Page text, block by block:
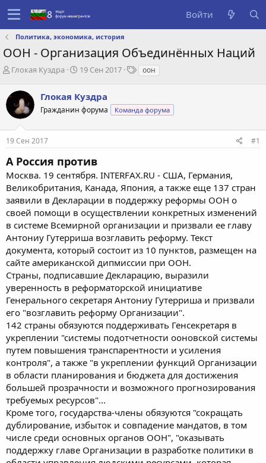
Войти
Политика, экономика, история
ООН - Организация Объединённых Наций
А
т
о
р
е
м
Глокая Куздра
Д
а
с
з
н
и
я
19 Сен 2017
Тоон
Глокая Куздра
Гражданин форума Команда форума
19 Сен 2017 #1
А Россия против
Москва. 19 сентября. INTERFAX.RU - США, Германия,
Великобритания, Канада, Япония, а также еще 137 стран
заявили в Декларации в поддержку реформы ООН о
своей помощи в осуществлении конкретных изменений
в системе Всемирной организации и призвали ее главу
Антониу Гутерриша возглавить реформу. Текст
документа, который состоит из 10 пунктов, размещен на
сайте американской дипмиссии при ООН.
Страны, подписавшие Декларацию, выразили
уверенность в реформаторской инициативе
Генерального секретаря Антониу Гутерриша и призвали
его "возглавить реформу Организации".
142 страны обязуются поддерживать Генсекретаря в
укреплении "системы подотчетности ооновской системы
путем повышения транспарентности и усиления
контроля", а также "в укреплении функций Организации
в области планирования и бюджета для достижения
большей прозрачности и возможного прогнозирования
требуемых ресурсов"...
Кроме того, государства-члены обязуются "сокращать
дублирование, избыток и совпадение мандатов, в том
числе среди основных органов ООН", "оказывать
поддержку главе Организации в разработке политики в